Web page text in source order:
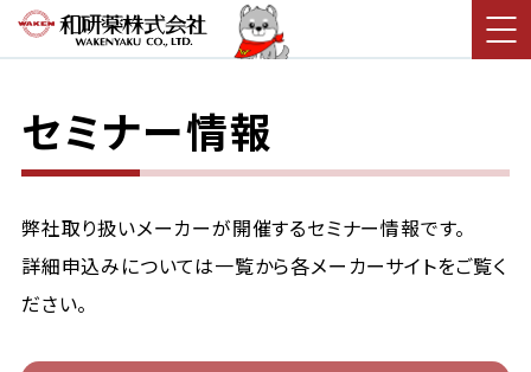
セミナー情報
弊社取り扱いメーカーが開催するセミナー情報です。
詳細申込みについては一覧から各メーカーサイトをご覧く
ださい。